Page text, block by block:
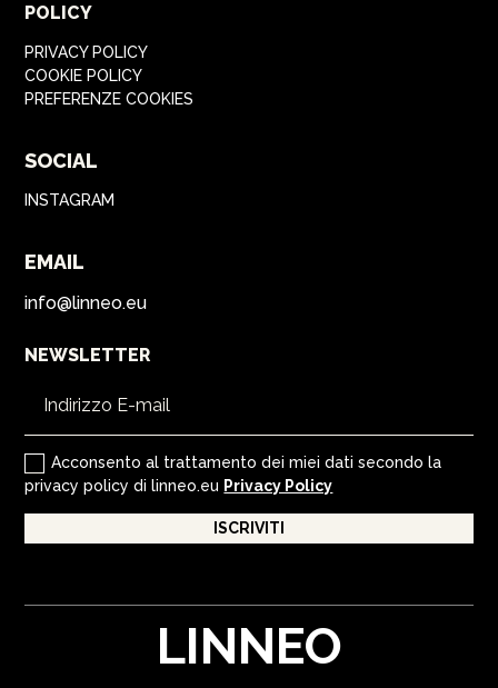
POLICY
PRIVACY POLICY
COOKIE POLICY
PREFERENZE COOKIES
SOCIAL
INSTAGRAM
EMAIL
info@linneo.eu
NEWSLETTER
Acconsento al trattamento dei miei dati secondo la
privacy policy di linneo.eu Privacy Policy
ISCRIVITI
LINNEO